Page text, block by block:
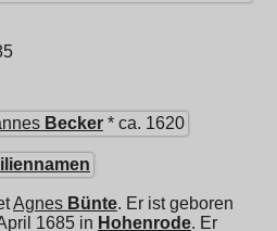
Becker * ca. 1620
Agnes Bünte. Er ist geboren
1685 in Hohenrode. Er